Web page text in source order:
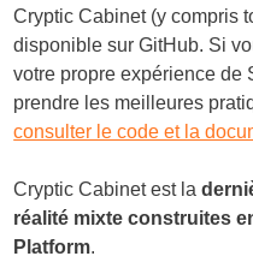
Cryptic Cabinet (y compris
disponible sur GitHub. Si
votre propre expérience de
prendre les meilleures
consulter le code et la
Cryptic Cabinet est la
réalité mixte construites
Platform.